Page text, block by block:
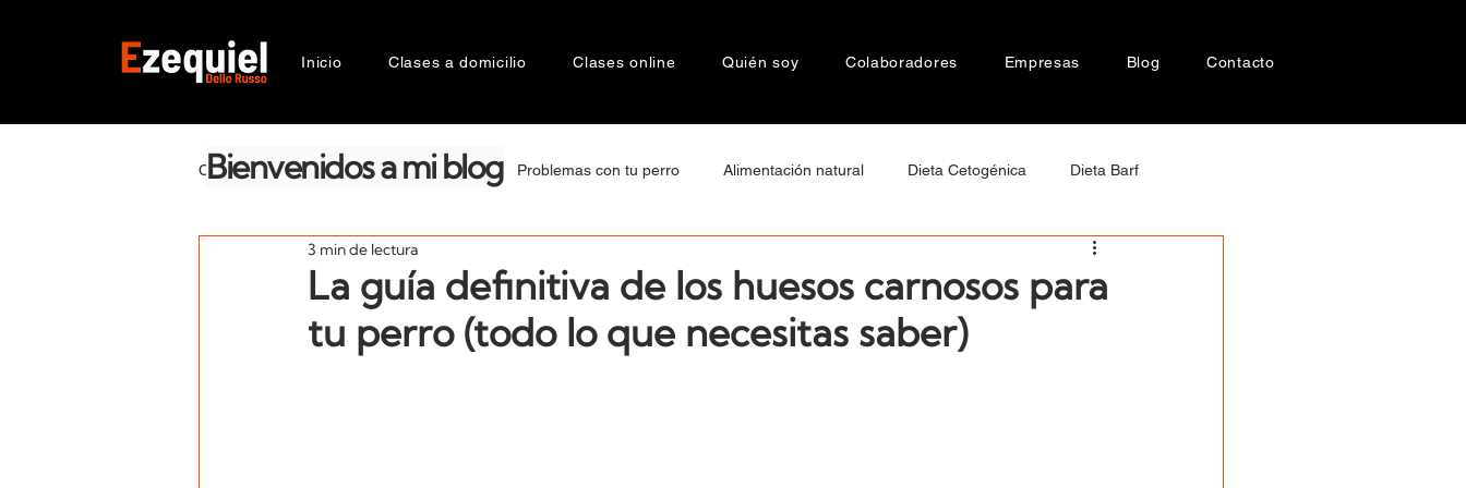
Inicio Clases a domicilio Clases online Quién soy Colaboradores Empresas Blog Contacto
CATEGORIAS La salud emocional Problemas con tu perro Alimentación natural Dieta Cetogénica Dieta Barf
Génetica
Suplementos Zooantropología Socialización Agresividad
La guía definitiva de los huesos carnosos para
tu perro (todo lo que necesitas saber)
3 min de lectura
Bienvenidos a mi blog